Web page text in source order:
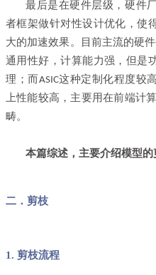
最后是在硬件层级，硬件
者框架做针对性设计优化，使
大的加速效果。目前主流的硬
通用性好，计算能力强，但是
理；而ASIC这种定制化程度较
上性能较高，主要用在前端计
畴。
本篇综述，主要介绍模型的
二．剪枝
1. 剪枝流程